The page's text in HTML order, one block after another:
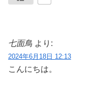
七面鳥 より:
2024年6月18日 12:13
こんにちは。